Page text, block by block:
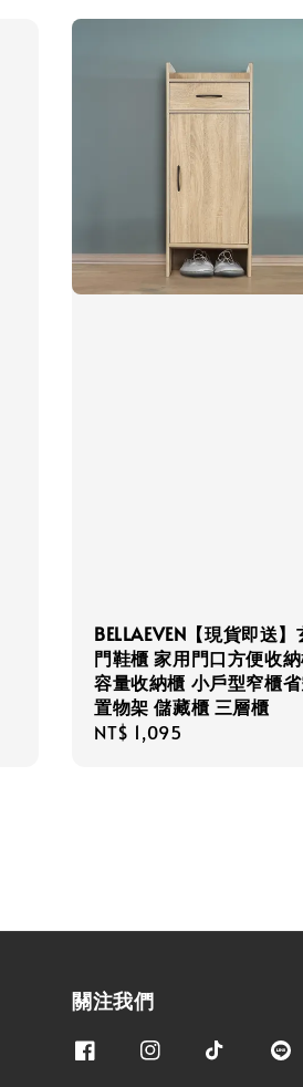
BELLAEVEN【現貨即送
門鞋櫃 家用門口方便收
容量收納櫃 小戶型窄櫃
置物架 儲藏櫃 三層櫃
Regular
NT$ 1,095
關注我們